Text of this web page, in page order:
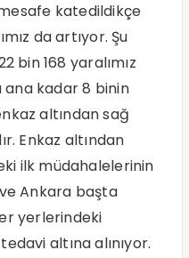
katedildikçe
da artıyor. Şu
bin 168 yaralımız
ana kadar 8 binin
altından sağ
Enkaz altından
ilk müdahalelerinin
Ankara başta
yerlerindeki
altına alınıyor.